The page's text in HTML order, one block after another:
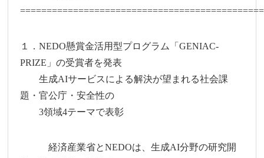
１．NEDO懸賞金活用型プログラム「GENIAC-
PRIZE」の受賞者を発表
生成AIサービスによる解決が望まれる社会課
題・官公庁・安全性の
3領域4テーマで表彰
経済産業省とNEDOは、生成AI分野の研究開